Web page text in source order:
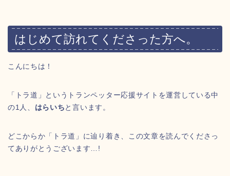
はじめて訪れてくださった方へ。
こんにちは！
「トラ道」というトランペッター応援サイトを運営している中
の1人、 はらいち と言います。
どこからか「トラ道」に辿り着き、この文章を読んでくださっ
てありがとうございます…!